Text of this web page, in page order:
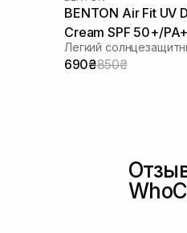
BENTON Air Fit UV
Cream SPF 50+/
690₴850₴